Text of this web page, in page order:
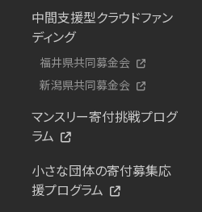
中間支援型クラウドファン
ディング
福井県共同募金会
新潟県共同募金会
マンスリー寄付挑戦プログ
ラム
小さな団体の寄付募集応
援プログラム